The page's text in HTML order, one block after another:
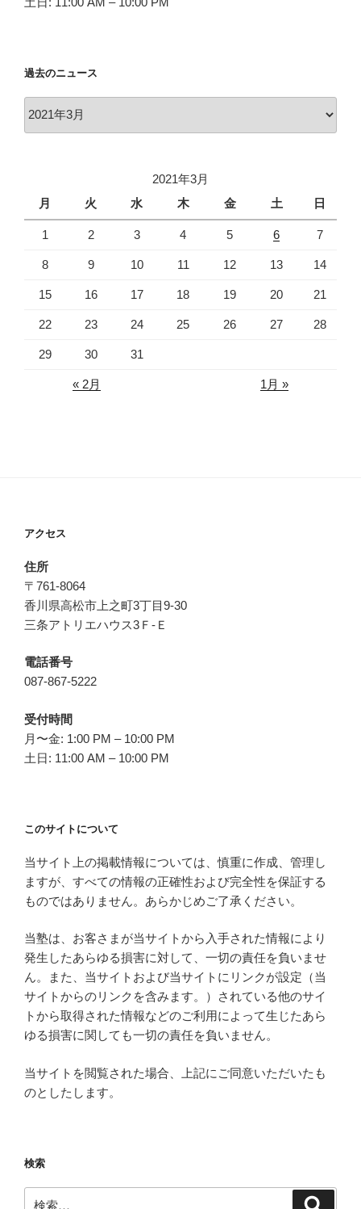
過去のニュース
ス
2021年3月
月
火 水 木 金 土 日
1 2 3 4 5 6 7
8 9 10 11 12 13 14
15 16 17 18 19 20 21
22 23 24 25 26 27 28
29 30 31
« 2月 1月 »
アクセス
住所
〒761-8064
香川県高松市上之町3丁目9-30
三条アトリエハウス3Ｆ-Ｅ
電話番号
087-867-5222
受付時間
月〜金: 1:00 PM – 10:00 PM
土日: 11:00 AM – 10:00 PM
このサイトについて
当サイト上の掲載情報については、慎重に作成、管理し
ますが、すべての情報の正確性および完全性を保証する
ものではありません。あらかじめご了承ください。
当塾は、お客さまが当サイトから入手された情報により
発生したあらゆる損害に対して、一切の責任を負いませ
ん。また、当サイトおよび当サイトにリンクが設定（当
サイトからのリンクを含みます。）されている他のサイ
トから取得された情報などのご利用によって生じたあら
ゆる損害に関しても一切の責任を負いません。
当サイトを閲覧された場合、上記にご同意いただいたも
のとしたします。
検索